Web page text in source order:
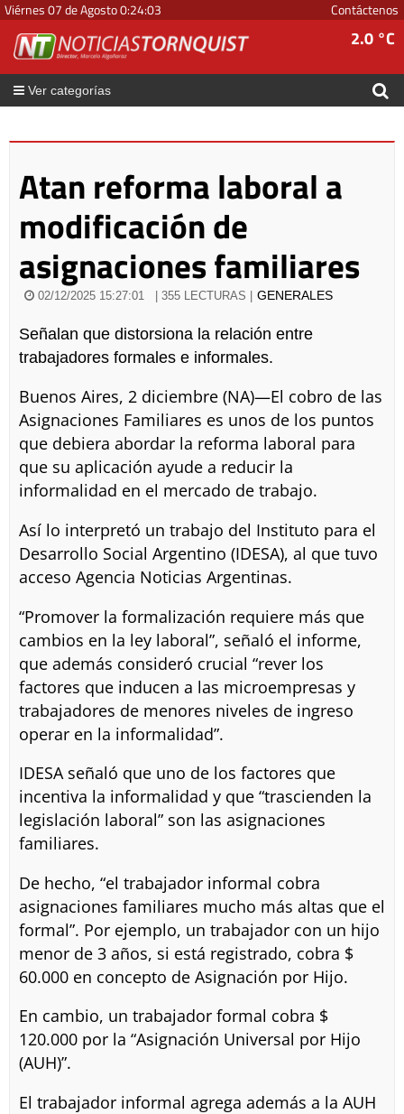
Viérnes 07 de Agosto0:24:03 Contáctenos
2.0 °C
Ver categorías
Atan reforma laboral a
modificación de
asignaciones familiares
02/12/2025 15:27:01 | 355 LECTURAS | GENERALES
Señalan que distorsiona la relación entre
trabajadores formales e informales.
Buenos Aires, 2 diciembre (NA)—El cobro de las
Asignaciones Familiares es unos de los puntos
que debiera abordar la reforma laboral para
que su aplicación ayude a reducir la
informalidad en el mercado de trabajo.
Así lo interpretó un trabajo del Instituto para el
Desarrollo Social Argentino (IDESA), al que tuvo
acceso Agencia Noticias Argentinas.
“Promover la formalización requiere más que
cambios en la ley laboral”, señaló el informe,
que además consideró crucial “rever los
factores que inducen a las microempresas y
trabajadores de menores niveles de ingreso
operar en la informalidad”.
IDESA señaló que uno de los factores que
incentiva la informalidad y que “trascienden la
legislación laboral” son las asignaciones
familiares.
De hecho, “el trabajador informal cobra
asignaciones familiares mucho más altas que el
formal”. Por ejemplo, un trabajador con un hijo
menor de 3 años, si está registrado, cobra $
60.000 en concepto de Asignación por Hijo.
En cambio, un trabajador formal cobra $
120.000 por la “Asignación Universal por Hijo
(AUH)”.
El trabajador informal agrega además a la AUH